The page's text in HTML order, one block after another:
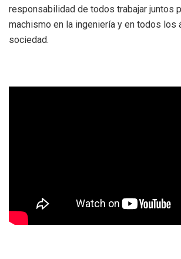
responsabilidad de todos trabajar juntos
machismo en la ingeniería y en todos los
sociedad.